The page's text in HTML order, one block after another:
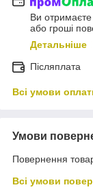
Ви
або гроші
Детальніше
Післяплата
Всі умови
Умови
Повернення
Всі умови